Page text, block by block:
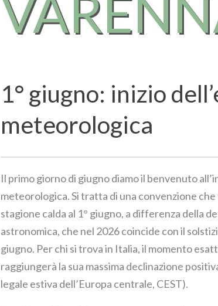
1° giugno: inizio
meteorologica
Il primo giorno di giugno diamo il benvenuto
meteorologica. Si tratta di una convenzione che
stagione calda al 1° giugno, a differenza della
astronomica, che nel 2026 coincide con il
giugno. Per chi si trova in Italia, il momento
raggiungerà la sua massima declinazione
legale estiva dell’Europa centrale, CEST).